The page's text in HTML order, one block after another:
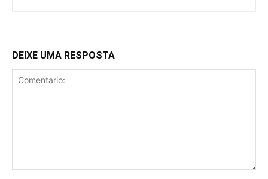
DEIXE UMA RESPOSTA